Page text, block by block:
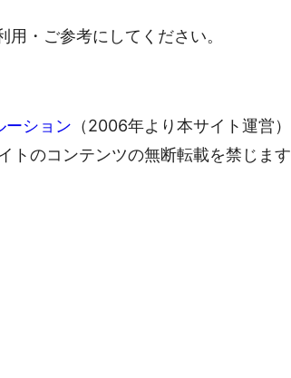
・ご参考にしてください。
ーション （2006年より本サイト運営）
トのコンテンツの無断転載を禁じます